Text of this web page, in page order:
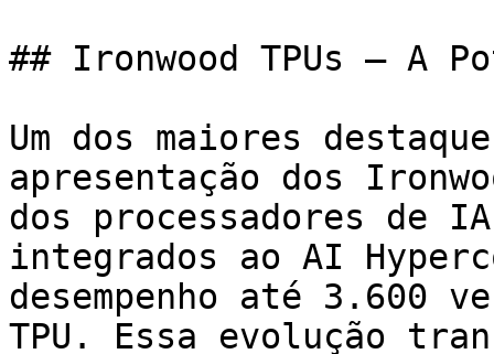
## Ironwood TPUs – A
Um dos maiores
apresentação dos
dos processadores de
integrados ao AI
desempenho até 3.600
TPU. Essa evolução